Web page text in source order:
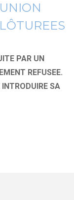
PAR UN
REFUSEE.
SA